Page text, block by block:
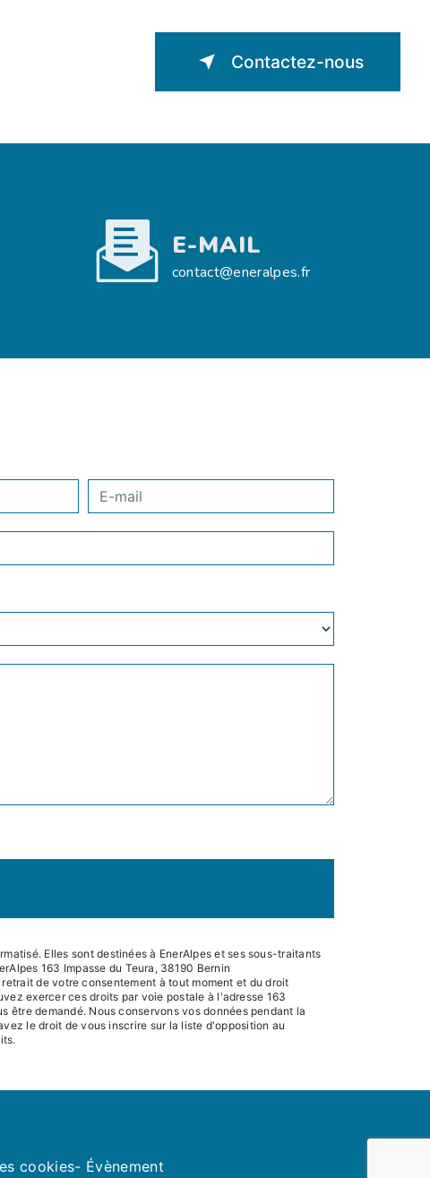
Contactez-nous
E-MAIL
contact@eneralpes.fr
Elles sont destinées à EnerAlpes et ses sous-traitants
163 Impasse du Teura, 38190 Bernin
retrait de votre consentement à tout moment et du droit
exercer ces droits par voie postale à l'adresse 163
être demandé. Nous conservons vos données pendant la
le droit de vous inscrire sur la liste d'opposition au
cookies- Évènement